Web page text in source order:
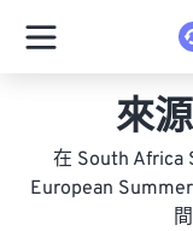
來
在 South Africa
European